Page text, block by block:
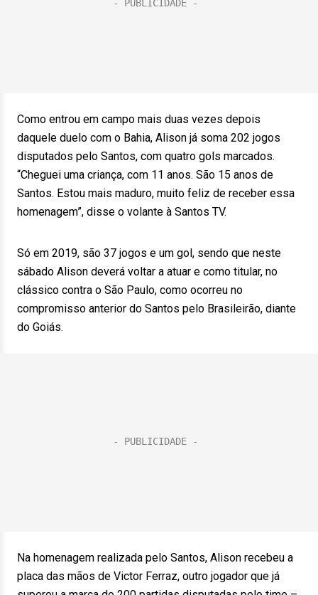
Como entrou em campo mais duas vezes depois
daquele duelo com o Bahia, Alison já soma 202 jogos
disputados pelo Santos, com quatro gols marcados.
“Cheguei uma criança, com 11 anos. São 15 anos de
Santos. Estou mais maduro, muito feliz de receber essa
homenagem”, disse o volante à Santos TV.
Só em 2019, são 37 jogos e um gol, sendo que neste
sábado Alison deverá voltar a atuar e como titular, no
clássico contra o São Paulo, como ocorreu no
compromisso anterior do Santos pelo Brasileirão, diante
do Goiás.
Na homenagem realizada pelo Santos, Alison recebeu a
placa das mãos de Victor Ferraz, outro jogador que já